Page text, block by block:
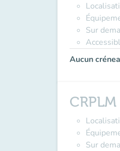
Sur
Aucun
Sur